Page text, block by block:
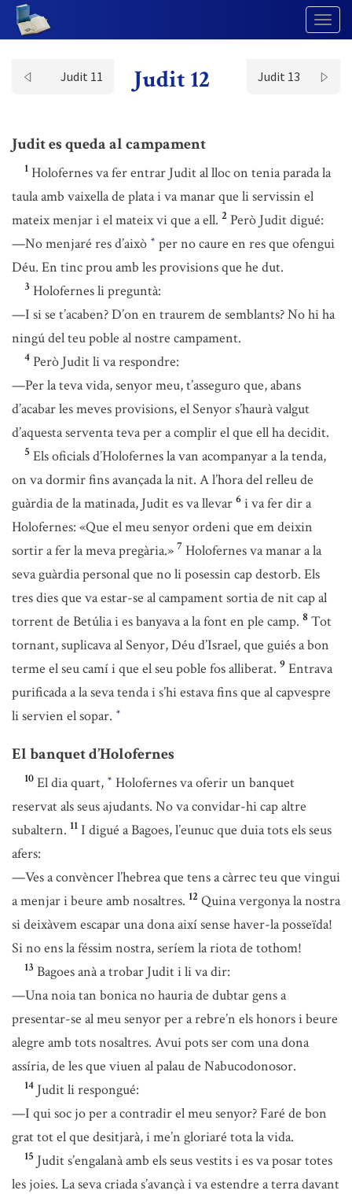
Judit 11 Judit 12 Judit 13
Judit es queda al campament
1 Holofernes va fer entrar Judit al lloc on tenia parada la
taula amb vaixella de plata i va manar que li servissin el
mateix menjar i el mateix vi que a ell. 2 Però Judit digué:
—No menjaré res d’això * per no caure en res que ofengui
Déu. En tinc prou amb les provisions que he dut.
3 Holofernes li preguntà:
—I si se t’acaben? D’on en traurem de semblants? No hi ha
ningú del teu poble al nostre campament.
4 Però Judit li va respondre:
—Per la teva vida, senyor meu, t’asseguro que, abans
d’acabar les meves provisions, el Senyor s’haurà valgut
d’aquesta serventa teva per a complir el que ell ha decidit.
5 Els oficials d’Holofernes la van acompanyar a la tenda,
on va dormir fins avançada la nit. A l’hora del relleu de
guàrdia de la matinada, Judit es va llevar 6 i va fer dir a
Holofernes: «Que el meu senyor ordeni que em deixin
sortir a fer la meva pregària.» 7 Holofernes va manar a la
seva guàrdia personal que no li posessin cap destorb. Els
tres dies que va estar-se al campament sortia de nit cap al
torrent de Betúlia i es banyava a la font en ple camp. 8 Tot
tornant, suplicava al Senyor, Déu d’Israel, que guiés a bon
terme el seu camí i que el seu poble fos alliberat. 9 Entrava
purificada a la seva tenda i s’hi estava fins que al capvespre
li servien el sopar. *
El banquet d’Holofernes
10 El dia quart, * Holofernes va oferir un banquet
reservat als seus ajudants. No va convidar-hi cap altre
subaltern. 11 I digué a Bagoes, l’eunuc que duia tots els seus
afers:
—Ves a convèncer l’hebrea que tens a càrrec teu que vingui
a menjar i beure amb nosaltres. 12 Quina vergonya la nostra
si deixàvem escapar una dona així sense haver-la posseïda!
Si no ens la féssim nostra, seríem la riota de tothom!
13 Bagoes anà a trobar Judit i li va dir:
—Una noia tan bonica no hauria de dubtar gens a
presentar-se al meu senyor per a rebre’n els honors i beure
alegre amb tots nosaltres. Avui pots ser com una dona
assíria, de les que viuen al palau de Nabucodonosor.
14 Judit li respongué:
—I qui soc jo per a contradir el meu senyor? Faré de bon
grat tot el que desitjarà, i me’n gloriaré tota la vida.
15 Judit s’engalanà amb els seus vestits i es va posar totes
les joies. La seva criada s’avançà i va estendre a terra davant